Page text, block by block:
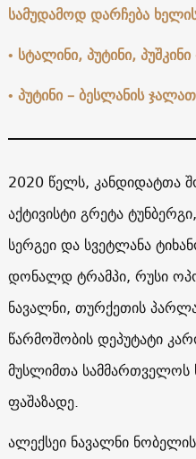
სამუდამოდ დარჩება
• სტალინი, პუტინი,
• პუტინი – ბესლანის
2020 წელს, კანდიდატთა
აქტივისტი გრეტა
სერგეი და სვეტლანა
დონალდ ტრამპი, რუსი
ნავალნი, თურქეთის
წარმოშობის დეპუტატი
მუსლიმთა
ფაშაზადე.
ალექსეი ნავალნი ნობელის